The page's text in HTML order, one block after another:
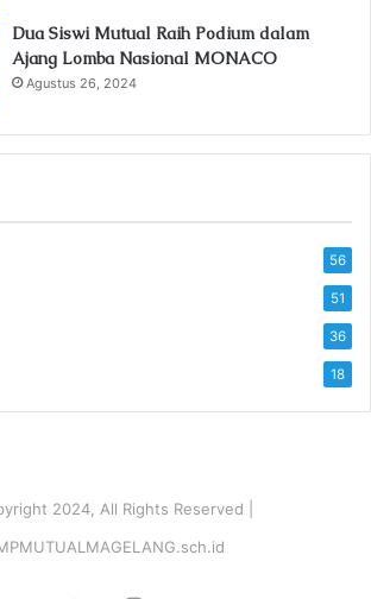
Dua Siswi Mutual Raih Podium dalam
Ajang Lomba Nasional MONACO
Agustus 26, 2024
56
51
36
18
2024, All Rights Reserved |